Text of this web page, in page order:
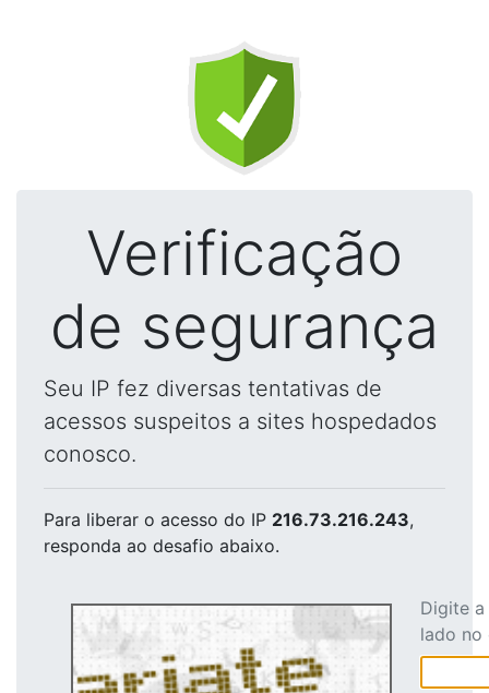
Verificação
de segurança
Seu IP fez diversas tentativas de
acessos suspeitos a sites hospedados
conosco.
Para liberar o acesso do IP 216.73.216.243,
responda ao desafio abaixo.
Digite
lado no